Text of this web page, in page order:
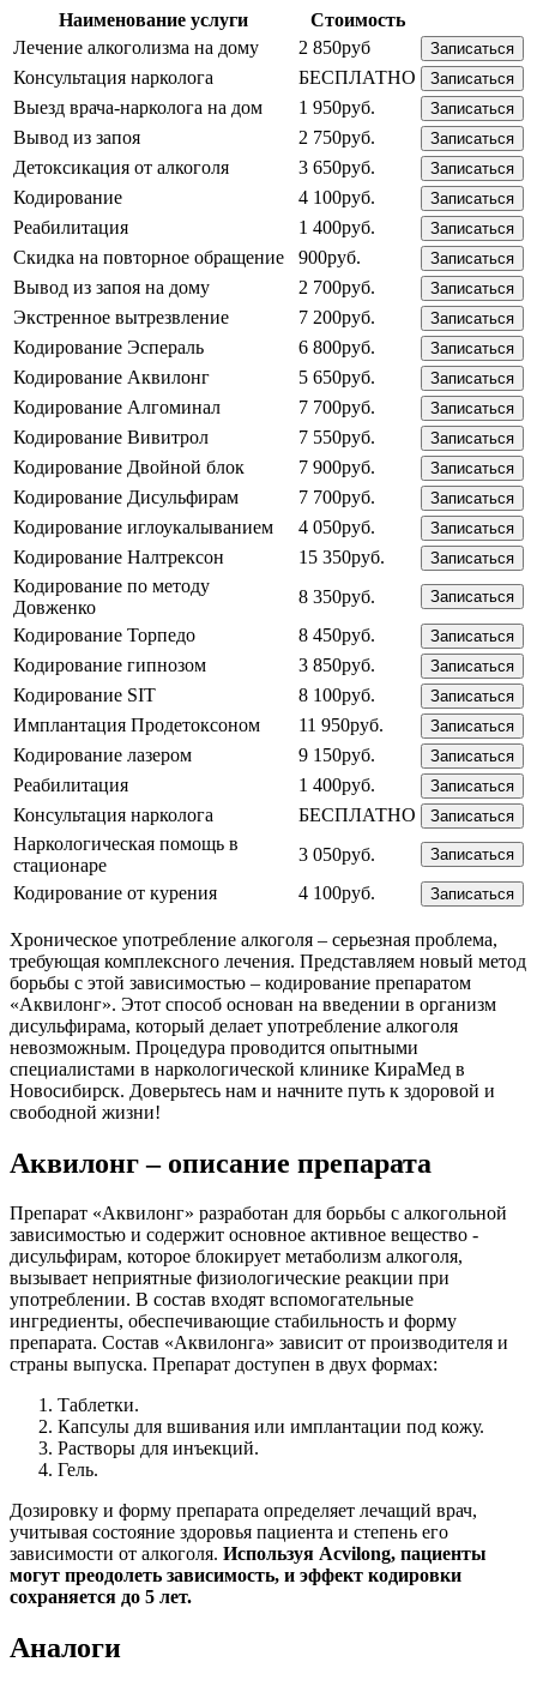
Наименование услуги
Стоимость
Лечение алкоголизма на дому
2 850руб Записаться
Консультация нарколога БЕСПЛАТНО Записаться
Выезд врача-нарколога на дом 1 950руб. Записаться
Вывод из запоя 2 750руб. Записаться
Детоксикация от алкоголя 3 650руб. Записаться
Кодирование 4 100руб. Записаться
Реабилитация 1 400руб. Записаться
Скидка на повторное обращение 900руб. Записаться
Вывод из запоя на дому 2 700руб. Записаться
Экстренное вытрезвление 7 200руб. Записаться
Кодирование Эспераль 6 800руб. Записаться
Кодирование Аквилонг 5 650руб. Записаться
Кодирование Алгоминал 7 700руб. Записаться
Кодирование Вивитрол 7 550руб. Записаться
Кодирование Двойной блок 7 900руб. Записаться
Кодирование Дисульфирам 7 700руб. Записаться
Кодирование иглоукалыванием 4 050руб. Записаться
Кодирование Налтрексон 15 350руб. Записаться
Кодирование по методу
Довженко
8 350руб. Записаться
Кодирование Торпедо 8 450руб. Записаться
Кодирование гипнозом 3 850руб. Записаться
Кодирование SIT 8 100руб. Записаться
Имплантация Продетоксоном 11 950руб. Записаться
Кодирование лазером 9 150руб. Записаться
Реабилитация 1 400руб. Записаться
Консультация нарколога БЕСПЛАТНО Записаться
Наркологическая помощь в
стационаре
3 050руб. Записаться
Кодирование от курения 4 100руб. Записаться
Хроническое употребление алкоголя – серьезная проблема,
требующая комплексного лечения. Представляем новый метод
борьбы с этой зависимостью – кодирование препаратом
«Аквилонг». Этот способ основан на введении в организм
дисульфирама, который делает употребление алкоголя
невозможным. Процедура проводится опытными
специалистами в наркологической клинике КираМед в
Новосибирск. Доверьтесь нам и начните путь к здоровой и
свободной жизни!
Аквилонг – описание препарата
Препарат «Аквилонг» разработан для борьбы с алкогольной
зависимостью и содержит основное активное вещество -
дисульфирам, которое блокирует метаболизм алкоголя,
вызывает неприятные физиологические реакции при
употреблении. В состав входят вспомогательные
ингредиенты, обеспечивающие стабильность и форму
препарата. Состав «Аквилонга» зависит от производителя и
страны выпуска. Препарат доступен в двух формах:
Таблетки.
Капсулы для вшивания или имплантации под кожу.
Растворы для инъекций.
Гель.
Дозировку и форму препарата определяет лечащий врач,
учитывая состояние здоровья пациента и степень его
зависимости от алкоголя. Используя Acvilong, пациенты
могут преодолеть зависимость, и эффект кодировки
сохраняется до 5 лет.
Аналоги